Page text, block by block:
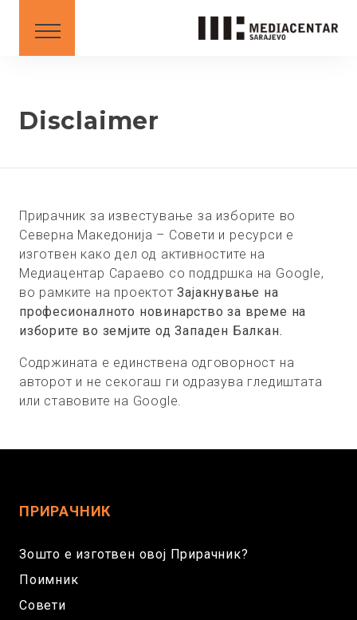
XK - SR
Disclaimer
Прирачник за известување за изборите во
Северна Македонија – Совети и ресурси е
изготвен како дел од активностите на
Медиацентар Сараево со поддршка на Google,
во рамките на проектотЗајакнување на
професионалното новинарство за време на
изборите во земјите од Западен Балкан.
Содржината е единствена одговорност на
авторот и не секогаш ги одразува гледиштата
или ставовите на Google.
ПРИРАЧНИК
Зошто е изготвен овој Прирачник?
Поимник
Совети